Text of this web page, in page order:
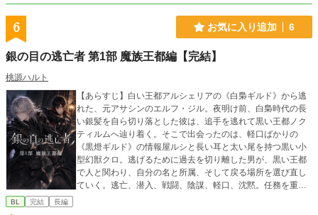
6 お気に入り追加 6
銀の目の逃亡者 第1部 魔族王都編【完結】
桃源ハルト
【あらすじ】白い王都アルシェリアの《白梟ギルド》から逃
れた、元アサシンのエルフ・ジル。夜明け前、白梟時代の長
い銀髪を自ら切り落とした彼は、追手を逃れて黒い王都ノク
ティルムへ辿り着く。そこで出会ったのは、軽口ばかりの
《黒燈ギルド》の情報屋ルシと長い耳と太い尾を持つ黒い小
型幻獣クロ。逃げるために過去を切り離した男が、黒い王都
で人と関わり、自分の名と所属、そして戻る場所を選び直し
ていく。逃亡、潜入、戦闘、陰謀、軽口、沈黙。任務を重ね
BL 完結 長編